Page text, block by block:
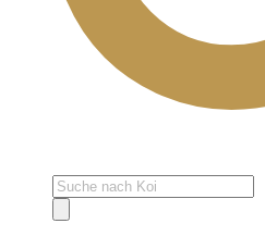
Products
search